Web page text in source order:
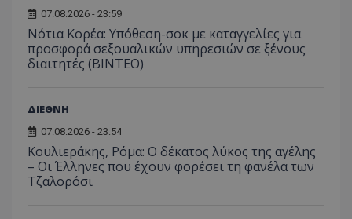
07.08.2026 - 23:59
Νότια Κορέα: Υπόθεση-σοκ με καταγγελίες για
προσφορά σεξουαλικών υπηρεσιών σε ξένους
διαιτητές (BINTEO)
ΔΙΕΘΝΗ
07.08.2026 - 23:54
Κουλιεράκης, Ρόμα: Ο δέκατος λύκος της αγέλης
– Οι Έλληνες που έχουν φορέσει τη φανέλα των
Τζαλορόσι